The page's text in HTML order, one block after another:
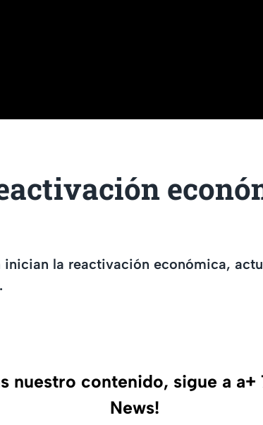
inician la reactivación económica,
nuestro contenido, sigue a a+
News!